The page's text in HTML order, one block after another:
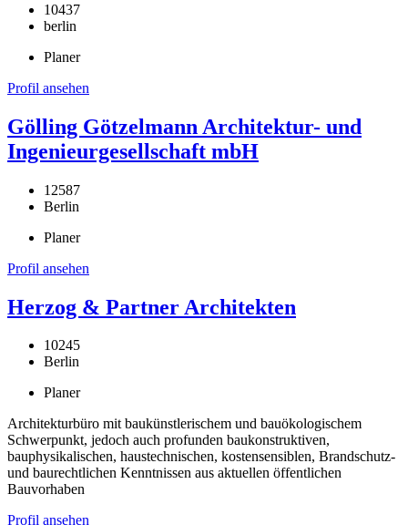
10437
berlin
Planer
Profil ansehen
Gölling Götzelmann Architektur- und
Ingenieurgesellschaft mbH
12587
Berlin
Planer
Profil ansehen
Herzog & Partner Architekten
10245
Berlin
Planer
Architekturbüro mit baukünstlerischem und bauökologischem
Schwerpunkt, jedoch auch profunden baukonstruktiven,
bauphysikalischen, haustechnischen, kostensensiblen, Brandschutz-
und baurechtlichen Kenntnissen aus aktuellen öffentlichen
Bauvorhaben
Profil ansehen